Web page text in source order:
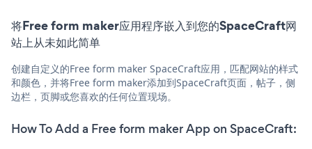
将Free form maker应用程序嵌入到您的SpaceCraft网
站上从未如此简单
创建自定义的Free form maker SpaceCraft应用，匹配网站的样式
和颜色，并将Free form maker添加到SpaceCraft页面，帖子，侧
边栏，页脚或您喜欢的任何位置现场。
How To Add a Free form maker App on SpaceCraft: